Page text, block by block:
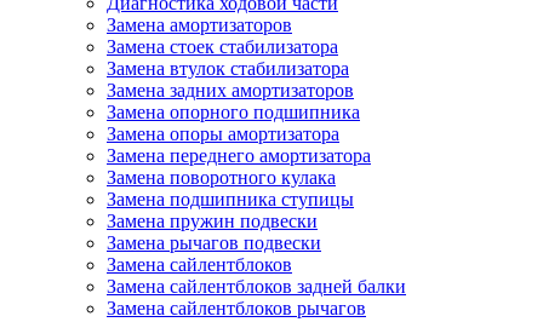
Замена амортизаторов
Замена стоек стабилизатора
Замена втулок стабилизатора
Замена задних амортизаторов
Замена опорного подшипника
Замена опоры амортизатора
Замена переднего амортизатора
Замена поворотного кулака
Замена подшипника ступицы
Замена пружин подвески
Замена рычагов подвески
Замена сайлентблоков
Замена сайлентблоков задней балки
Замена сайлентблоков рычагов